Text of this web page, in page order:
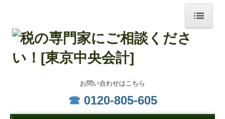
トップページ
事務所紹介
お問い合わせはこちら
☎ 0120-805-605